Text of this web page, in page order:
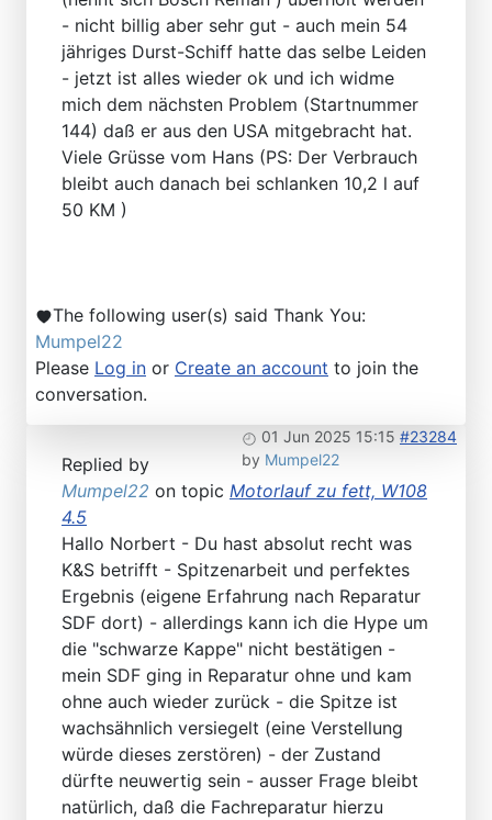
- nicht billig aber sehr gut - auch mein 54
jähriges Durst-Schiff hatte das selbe Leiden
- jetzt ist alles wieder ok und ich widme
mich dem nächsten Problem (Startnummer
144) daß er aus den USA mitgebracht hat.
Viele Grüsse vom Hans (PS: Der Verbrauch
bleibt auch danach bei schlanken 10,2 l auf
50 KM )
The following user(s) said Thank You:
Mumpel22
Please Log in or Create an account to join the
conversation.
01 Jun 2025 15:15 #23284
by Mumpel22
Replied by
Mumpel22 on topic Motorlauf zu fett, W108
4.5
Hallo Norbert - Du hast absolut recht was
K&S betrifft - Spitzenarbeit und perfektes
Ergebnis (eigene Erfahrung nach Reparatur
SDF dort) - allerdings kann ich die Hype um
die "schwarze Kappe" nicht bestätigen -
mein SDF ging in Reparatur ohne und kam
ohne auch wieder zurück - die Spitze ist
wachsähnlich versiegelt (eine Verstellung
würde dieses zerstören) - der Zustand
dürfte neuwertig sein - ausser Frage bleibt
natürlich, daß die Fachreparatur hierzu